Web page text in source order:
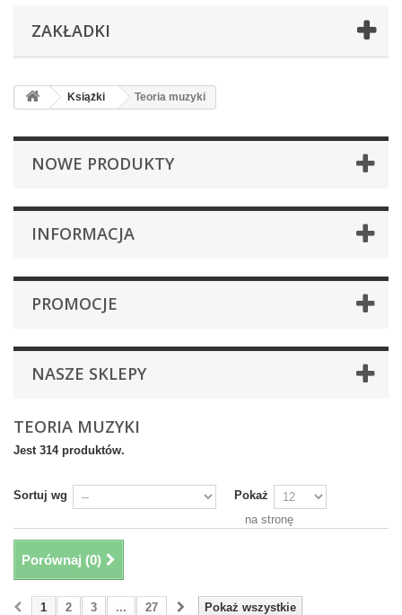
ZAKŁADKI
Książki Teoria muzyki
NOWE PRODUKTY
INFORMACJA
PROMOCJE
NASZE SKLEPY
TEORIA MUZYKI
Jest 314 produktów.
Sortuj wg
Pokaż
na stronę
Porównaj (0)
Pokaż wszystkie
1 2 3 ... 27